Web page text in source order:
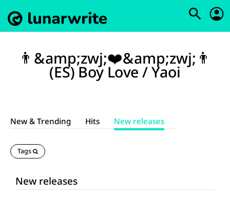
👨&amp;zwj;❤️&amp;zwj;👨
(ES) Boy Love / Yaoi
New & Trending Hits New releases
Tags
New releases